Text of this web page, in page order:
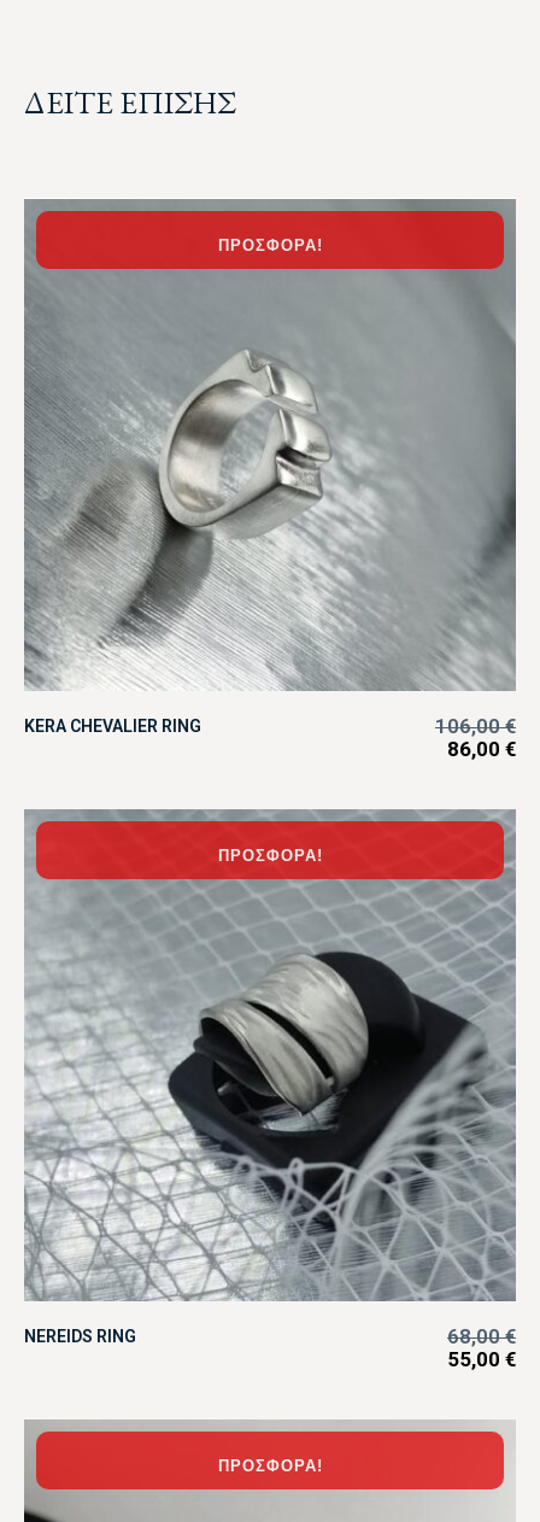
ΔΕΙΤΕ ΕΠΙΣΗΣ
ΠΡΟΣΦΟΡΆ!
KERA CHEVALIER RING 106,00€
86,00 €
ΠΡΟΣΦΟΡΆ!
NEREIDS RING 68,00€
55,00 €
ΠΡΟΣΦΟΡΆ!